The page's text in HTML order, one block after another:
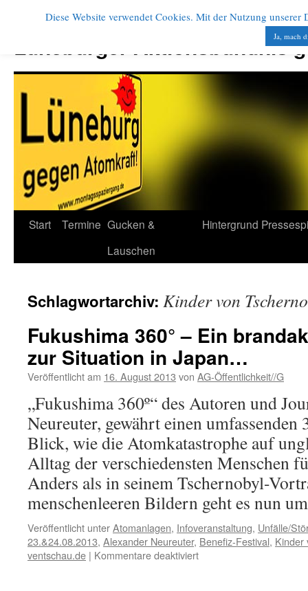
Lüneburger Aktionsbündnis
Start Termine Gucken &
Lauschen
Hintergrund
Schlagwortarchiv: Kinder von
Fukushima 360° – Ein
zur Situation in Japan…
Veröffentlicht am 16. August 2013 von AG-Öffentlichkeit//G
„Fukushima 360º“ des Autoren und
Neureuter, gewährt einen
Blick, wie die Atomkatastrophe auf
Alltag der verschiedensten Menschen
Anders als in seinem Tschernobyl-
menschenleeren Bildern geht es nun
Veröffentlicht unterAtomanlagen, Infoveranstaltung, Unfälle/
23.&24.08.2013, Alexander Neureuter, Benefiz-Festival, Kinder
ventschau.de | Kommentare deaktiviertfür
Diese Website verwendet Cookies. Mit der Nutzung
Ja, mach